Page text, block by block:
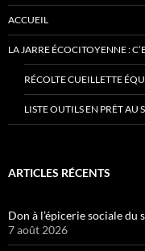
ACCUEIL
LA JARRE ÉCOCITOYENNE :
RÉCOLTE CUEILLETTE
LISTE OUTILS EN PRÊT AU
ARTICLES RÉCENTS
Don à l’épicerie sociale du
7 août 2026